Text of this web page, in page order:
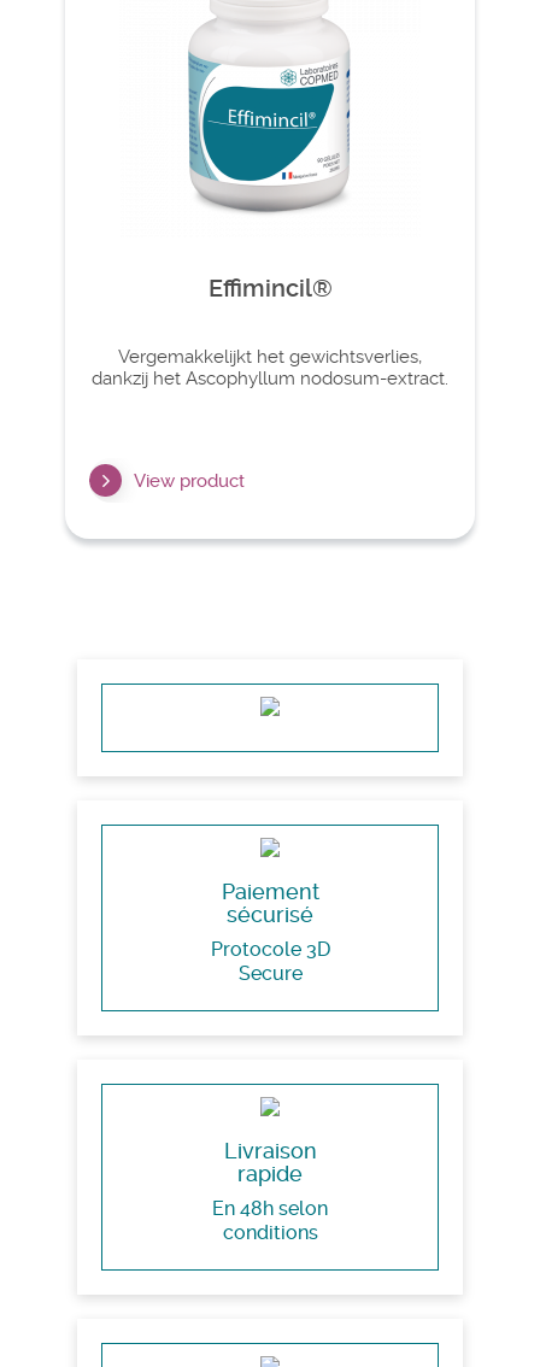
Effimincil®
Vergemakkelijkt het gewichtsverlies,
dankzij het Ascophyllum nodosum-extract.
View product
Paiement
sécurisé
Protocole 3D
Secure
Livraison
rapide
En 48h selon
conditions